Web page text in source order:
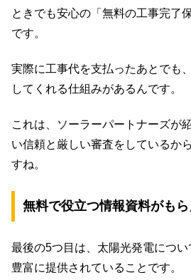
ときでも安心の「無料の工事完了
です。
実際に工事代を支払ったあとでも
してくれる仕組みがあるんです。
これは、ソーラーパートナーズが
い信頼と厳しい審査をしているか
すね。
無料で役立つ情報資料がもら
最後の5つ目は、太陽光発電につ
豊富に提供されていることです。